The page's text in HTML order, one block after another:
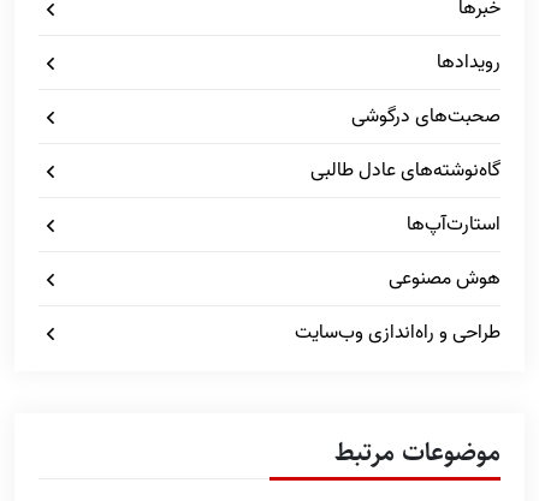
خبرها
رویدادها
صحبت‌های درگوشی
گاه‌نوشته‌های عادل طالبی
استارت‌آپ‌ها
هوش مصنوعی
طراحی و راه‌اندازی وب‌سایت
موضوعات مرتبط